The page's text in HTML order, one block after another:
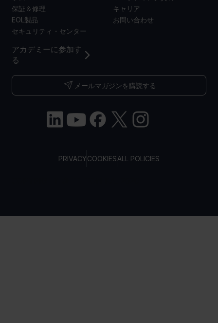
PRIVACYCOOKIESALL POLICIES
アカデミーに参加す
る
メールマガジンを購読する
保証＆修理
EOL製品
セキュリティ・センター
キャリア
お問い合わせ